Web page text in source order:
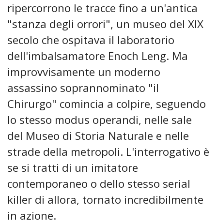
ripercorrono le tracce fino a un'antica
"stanza degli orrori", un museo del XIX
secolo che ospitava il laboratorio
dell'imbalsamatore Enoch Leng. Ma
improvvisamente un moderno
assassino soprannominato "il
Chirurgo" comincia a colpire, seguendo
lo stesso modus operandi, nelle sale
del Museo di Storia Naturale e nelle
strade della metropoli. L'interrogativo è
se si tratti di un imitatore
contemporaneo o dello stesso serial
killer di allora, tornato incredibilmente
in azione.